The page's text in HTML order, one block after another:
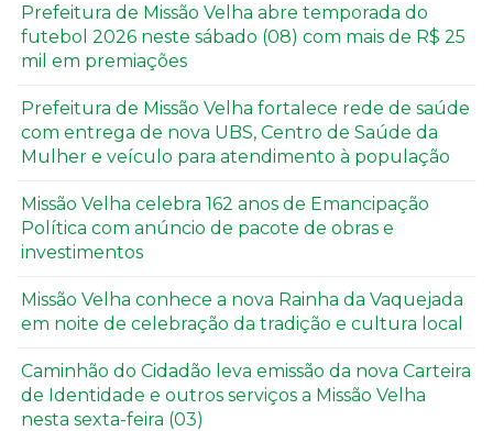
Prefeitura de Missão Velha abre temporada do
futebol 2026 neste sábado (08) com mais de R$ 25
mil em premiações
Prefeitura de Missão Velha fortalece rede de saúde
com entrega de nova UBS, Centro de Saúde da
Mulher e veículo para atendimento à população
Missão Velha celebra 162 anos de Emancipação
Política com anúncio de pacote de obras e
investimentos
Missão Velha conhece a nova Rainha da Vaquejada
em noite de celebração da tradição e cultura local
Caminhão do Cidadão leva emissão da nova Carteira
de Identidade e outros serviços a Missão Velha
nesta sexta-feira (03)